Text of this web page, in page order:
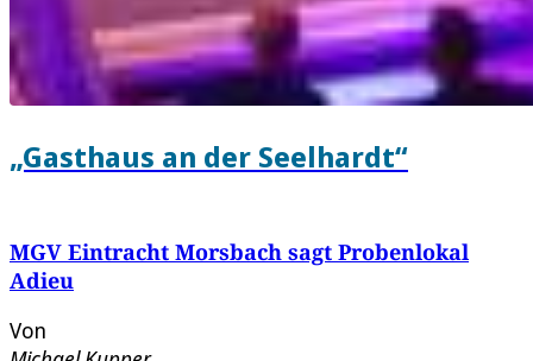
„Gasthaus an der Seelhardt“
MGV Eintracht Morsbach sagt Probenlokal
Adieu
Von